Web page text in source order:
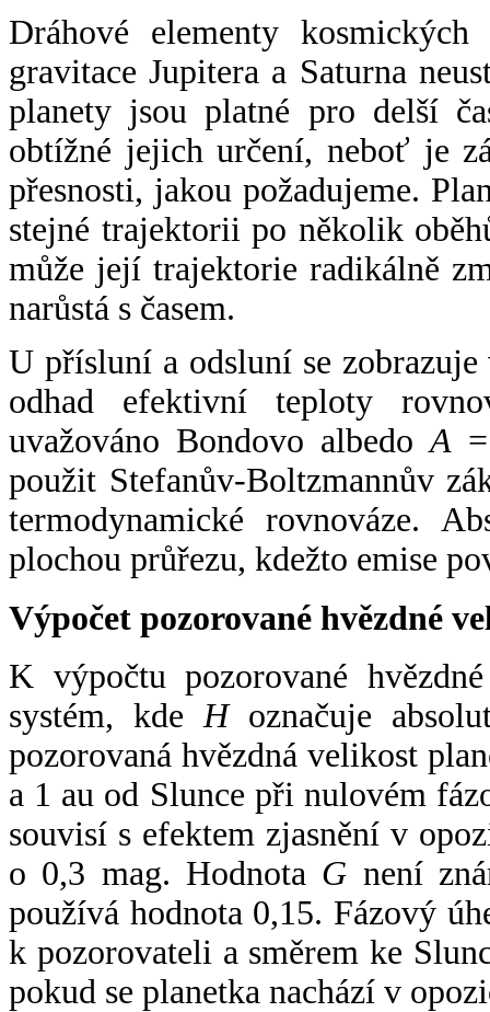
Dráhové elementy
gravitace Jupitera a Saturna
planety jsou platné pro delší
obtížné jejich určení, neboť je
přesnosti, jakou požadujeme.
stejné trajektorii po několik
může její trajektorie radikálně
narůstá s časem.
U přísluní a odsluní se
odhad efektivní teploty
uvažováno Bondovo albedoA
použit Stefanův-Boltzmannův
termodynamické rovnováze.
plochou průřezu, kdežto emise
Výpočet pozorované hvězdné
K výpočtu pozorované
systém, kde Hoznačuje
pozorovaná hvězdná velikost
a 1 au od Slunce při nulovém
souvisí s efektem zjasnění v
o 0,3 mag. Hodnota G není
používá hodnota 0,15. Fázový
k pozorovateli a směrem ke
pokud se planetka nachází v